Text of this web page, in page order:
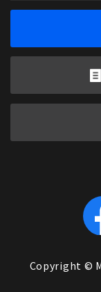
Copyright ©